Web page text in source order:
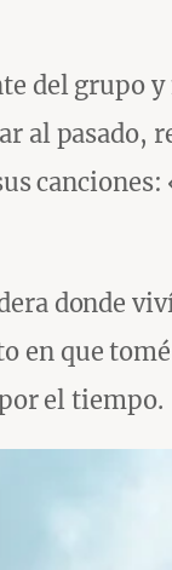
del grupo
al pasado,
canciones:
donde
en que
el tiempo.